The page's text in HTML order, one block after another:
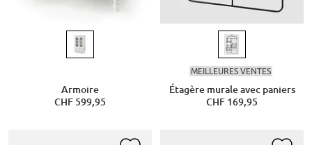
Armoire
CHF 599,95
MEILLEURES VENTES
Étagère murale avec paniers
CHF 169,95